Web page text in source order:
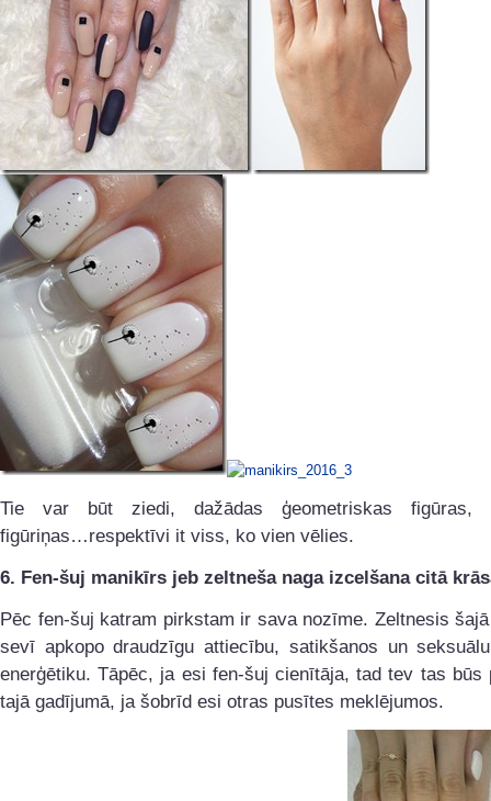
Tie var būt ziedi, dažādas ģeometriskas figūras,
figūriņas…respektīvi it viss, ko vien vēlies.
6. Fen-šuj manikīrs jeb zeltneša naga izcelšana citā
Pēc fen-šuj katram pirkstam ir sava nozīme. Zeltnesis
sevī apkopo draudzīgu attiecību, satikšanos un
enerģētiku. Tāpēc, ja esi fen-šuj cienītāja, tad tev tas būs
tajā gadījumā, ja šobrīd esi otras pusītes meklējumos.